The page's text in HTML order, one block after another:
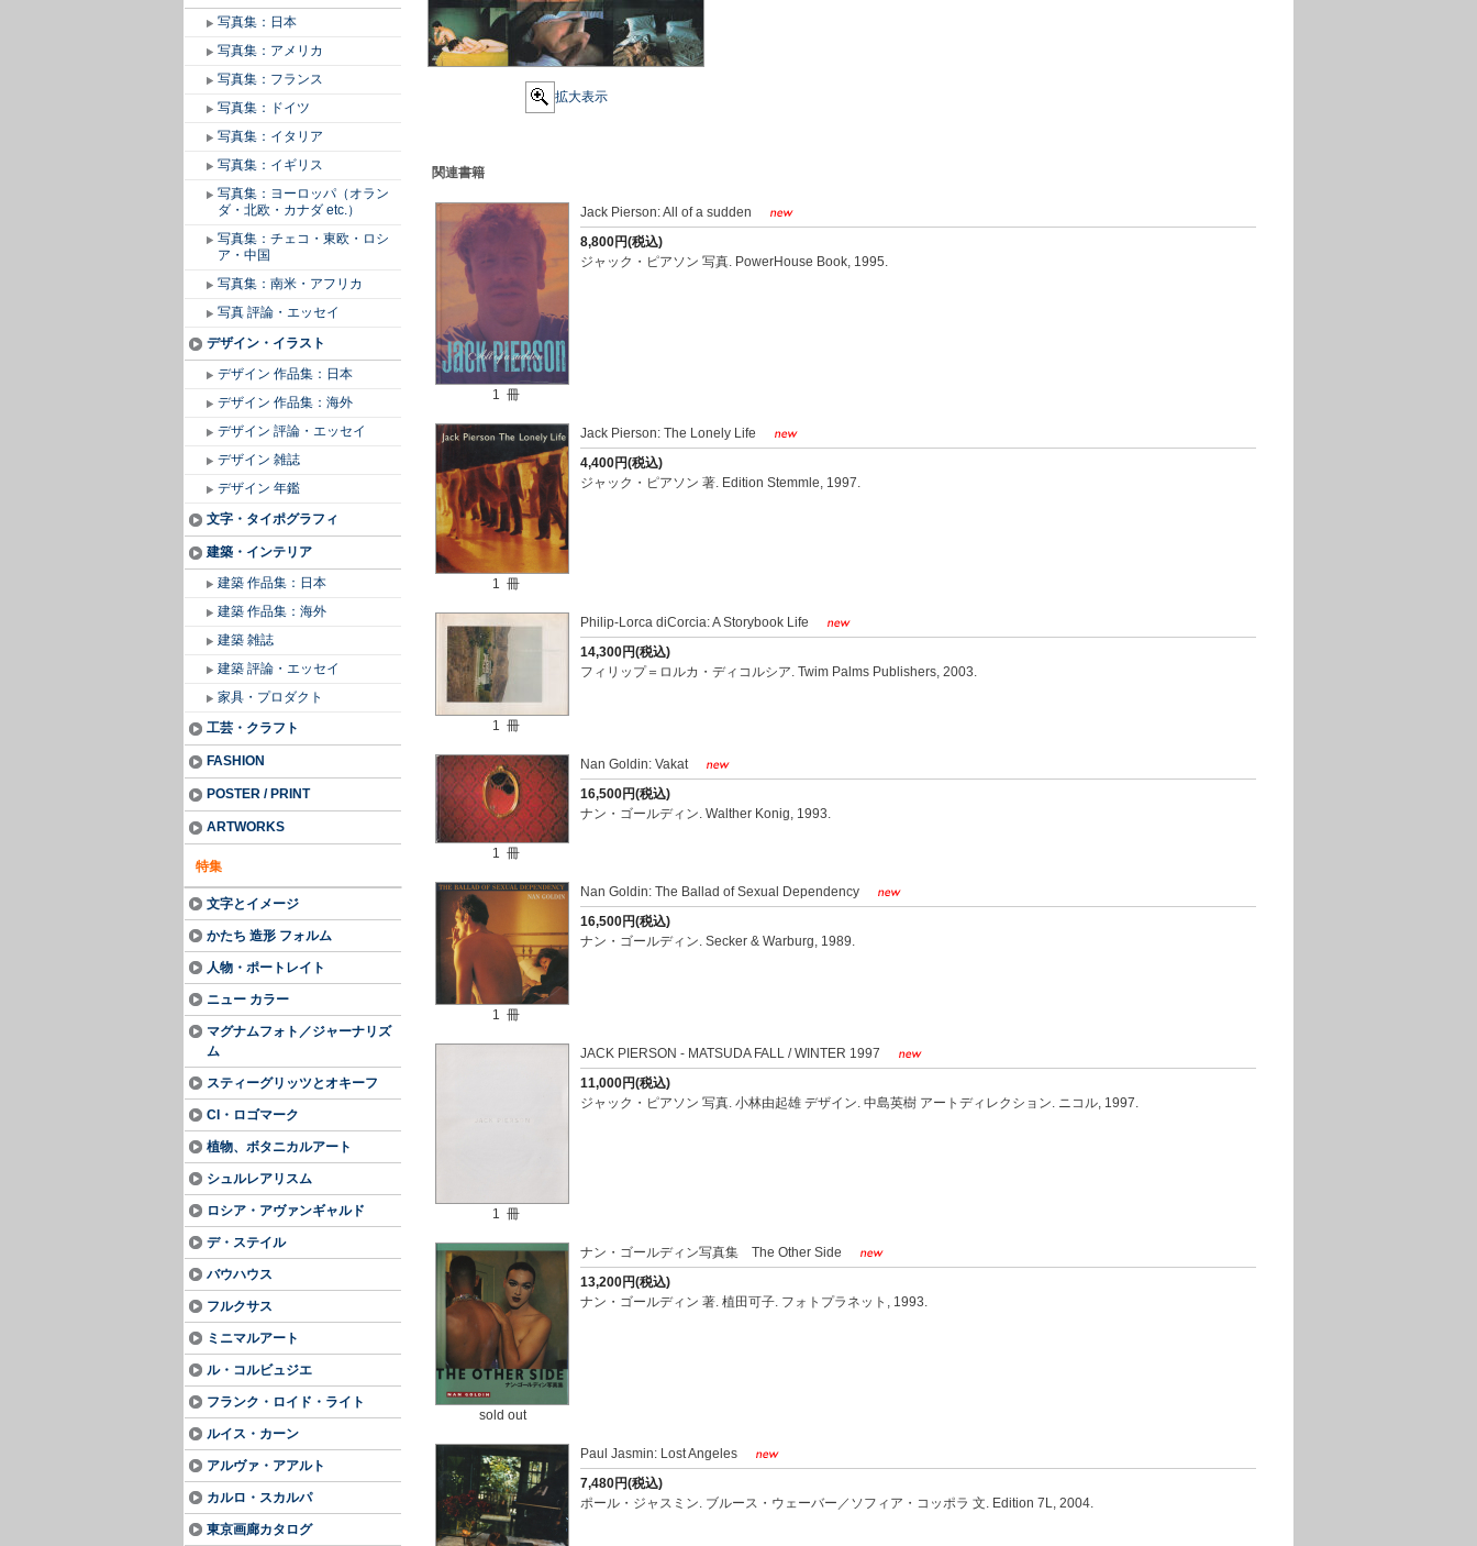
写真集：日本
写真集：アメリカ
写真集：フランス
写真集：ドイツ
写真集：イタリア
写真集：イギリス
写真集：ヨーロッパ（オラン
ダ・北欧・カナダ etc.）
写真集：チェコ・東欧・ロシ
ア・中国
写真集：南米・アフリカ
写真 評論・エッセイ
デザイン・イラスト
デザイン 作品集：日本
デザイン 作品集：海外
デザイン 評論・エッセイ
デザイン 雑誌
デザイン 年鑑
文字・タイポグラフィ
建築・インテリア
建築 作品集：日本
建築 作品集：海外
建築 雑誌
建築 評論・エッセイ
家具・プロダクト
工芸・クラフト
FASHION
POSTER / PRINT
ARTWORKS
特集
文字とイメージ
かたち 造形 フォルム
人物・ポートレイト
ニュー カラー
マグナムフォト／ジャーナリズ
ム
スティーグリッツとオキーフ
CI・ロゴマーク
植物、ボタニカルアート
シュルレアリスム
ロシア・アヴァンギャルド
デ・ステイル
バウハウス
フルクサス
ミニマルアート
ル・コルビュジエ
フランク・ロイド・ライト
ルイス・カーン
アルヴァ・アアルト
カルロ・スカルパ
東京画廊カタログ
拡大表示
関連書籍
1 冊
Jack Pierson: All of a sudden
8,800円(税込)
ジャック・ピアソン 写真. PowerHouse Book, 1995.
1 冊
Jack Pierson: The Lonely Life
4,400円(税込)
ジャック・ピアソン 著. Edition Stemmle, 1997.
1 冊
Philip-Lorca diCorcia: A Storybook Life
14,300円(税込)
フィリップ＝ロルカ・ディコルシア. Twim Palms Publishers, 2003.
1 冊
Nan Goldin: Vakat
16,500円(税込)
ナン・ゴールディン. Walther Konig, 1993.
1 冊
Nan Goldin: The Ballad of Sexual Dependency
16,500円(税込)
ナン・ゴールディン. Secker & Warburg, 1989.
1 冊
JACK PIERSON - MATSUDA FALL / WINTER 1997
11,000円(税込)
ジャック・ピアソン 写真. 小林由起雄 デザイン. 中島英樹 アートディレクション. ニコル, 1997.
sold out
ナン・ゴールディン写真集 The Other Side
13,200円(税込)
ナン・ゴールディン 著. 植田可子. フォトプラネット, 1993.
Paul Jasmin: Lost Angeles
7,480円(税込)
ポール・ジャスミン. ブルース・ウェーバー／ソフィア・コッポラ 文. Edition 7L, 2004.